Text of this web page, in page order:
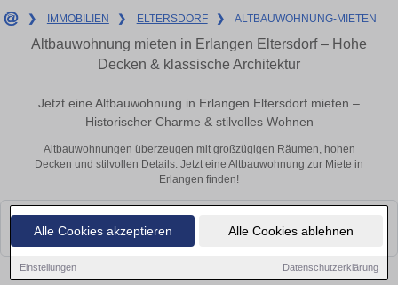
Alle Cookies akzeptieren Alle Cookies ablehnen
Einstellungen Datenschutzerklärung
❯ IMMOBILIEN ❯ ELTERSDORF ❯ ALTBAUWOHNUNG-MIETEN
Altbauwohnung mieten in Erlangen Eltersdorf – Hohe
Decken & klassische Architektur
Jetzt eine Altbauwohnung in Erlangen Eltersdorf mieten –
Historischer Charme & stilvolles Wohnen
Altbauwohnungen überzeugen mit großzügigen Räumen, hohen
Decken und stilvollen Details. Jetzt eine Altbauwohnung zur Miete in
Erlangen finden!
Leider konnten wir derzeit keine passenden Objekte finden. Schauen Sie
bald wieder vorbei!